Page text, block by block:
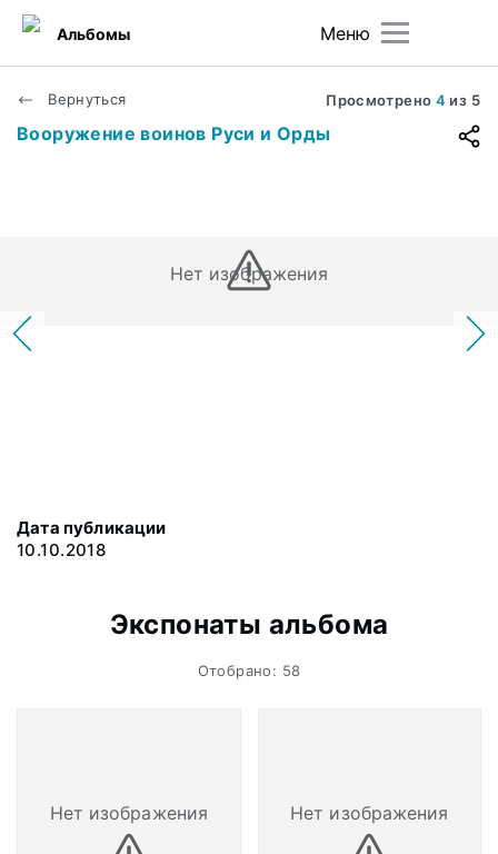
Меню
Альбомы
Вернуться Просмотрено 4 из 5
Вооружение воинов Руси и Орды
Нет изображения
Дата публикации
10.10.2018
Экспонаты альбома
Отобрано: 58
Нет изображения Нет изображения